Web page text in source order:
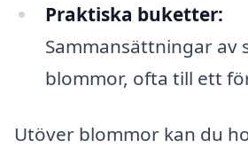
Praktiska buketter:
Sammansättningar av
blommor, ofta till ett
Utöver blommor kan du